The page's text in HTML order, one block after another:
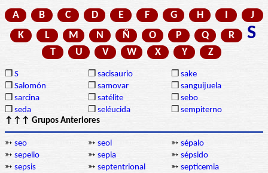
A B C D E F G H I
J
K
L M N Ñ O P Q R S
T U V W X Y Z
❒ S ❒ sacisaurio ❒ sake
❒ Salomón ❒ samovar ❒ sanguijuela
❒ sarcina ❒ satélite ❒ sebo
❒ seda ❒ seléucida ❒ sempiterno
↑↑↑ Grupos Anteriores
➳ seo ➳ seol ➳ sépalo
➳ sepelio ➳ sepia ➳ sépsido
➳ sepsis ➳ septentrional ➳ septicemia